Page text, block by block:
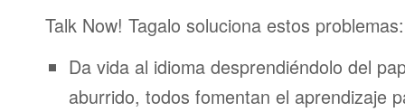
Talk Now! Tagalo soluciona estos problemas:
Da vida al idioma desprendiéndolo del
aburrido, todos fomentan el aprendizaje